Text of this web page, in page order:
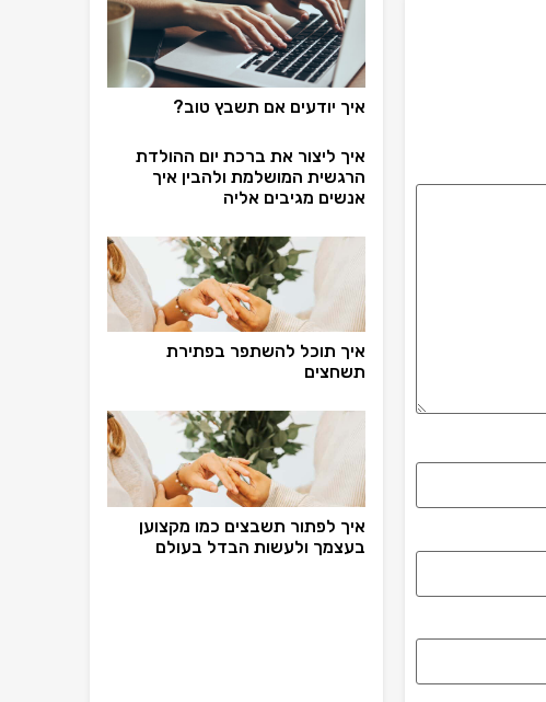
איך יודעים אם תשבץ טוב?
איך ליצור את ברכת יום ההולדת
הרגשית המושלמת ולהבין איך
אנשים מגיבים אליה
איך תוכל להשתפר בפתירת
תשחצים
איך לפתור תשבצים כמו מקצוען
בעצמך ולעשות הבדל בעולם